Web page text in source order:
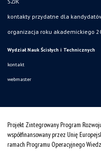
kontakty przydatne dla
organizacja roku akademickiego
Wydział Nauk Ścisłych i Technicznych
kontakt
webmaster
Projekt Zintegrowany Program
współfinansowany przez Unię
ramach Programu Operacyjnego